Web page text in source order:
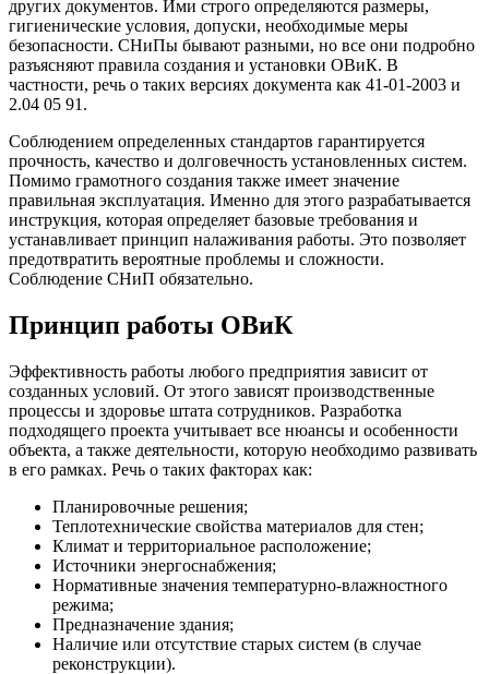
других документов. Ими строго определяются размеры,
гигиенические условия, допуски, необходимые меры
безопасности. СНиПы бывают разными, но все они подробно
разъясняют правила создания и установки ОВиК. В
частности, речь о таких версиях документа как 41-01-2003 и
2.04 05 91.
Соблюдением определенных стандартов гарантируется
прочность, качество и долговечность установленных систем.
Помимо грамотного создания также имеет значение
правильная эксплуатация. Именно для этого разрабатывается
инструкция, которая определяет базовые требования и
устанавливает принцип налаживания работы. Это позволяет
предотвратить вероятные проблемы и сложности.
Соблюдение СНиП обязательно.
Принцип работы ОВиК
Эффективность работы любого предприятия зависит от
созданных условий. От этого зависят производственные
процессы и здоровье штата сотрудников. Разработка
подходящего проекта учитывает все нюансы и особенности
объекта, а также деятельности, которую необходимо развивать
в его рамках. Речь о таких факторах как:
Планировочные решения;
Теплотехнические свойства материалов для стен;
Климат и территориальное расположение;
Источники энергоснабжения;
Нормативные значения температурно-влажностного
режима;
Предназначение здания;
Наличие или отсутствие старых систем (в случае
реконструкции).